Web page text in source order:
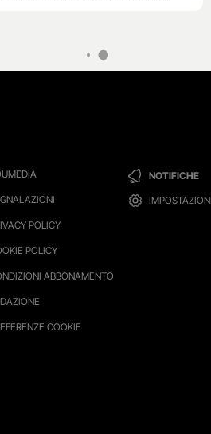
POLICY
POLICY
ABBONAMENTO
COOKIE
NOTIFICHE
IMPOSTAZIONI